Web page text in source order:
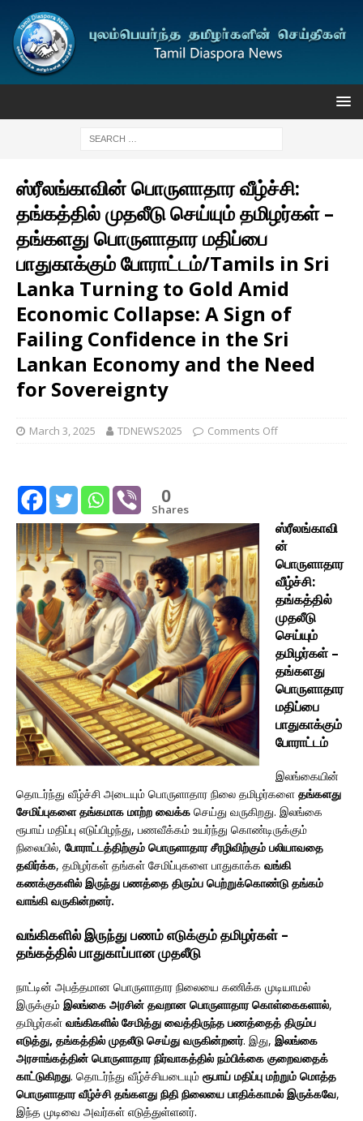
ஸ்ரீலங்காவின் பொருளாதார வீழ்ச்சி:
தங்கத்தில் முதலீடு செய்யும் தமிழர்கள் –
தங்களது பொருளாதார மதிப்பை
பாதுகாக்கும் போராட்டம்/Tamils in Sri
Lanka Turning to Gold Amid
Economic Collapse: A Sign of
Failing Confidence in the Sri
Lankan Economy and the Need
for Sovereignty
March 3, 2025 TDNEWS2025 Comments Off
0
Shares
ஸ்ரீலங்காவி
ன்
பொருளாதார
வீழ்ச்சி:
தங்கத்தில்
முதலீடு
செய்யும்
தமிழர்கள் –
தங்களது
பொருளாதார
மதிப்பை
பாதுகாக்கும்
போராட்டம்
இலங்கையின்
தொடர்ந்து வீழ்ச்சி அடையும் பொருளாதார நிலை தமிழர்களை தங்களது
சேமிப்புகளை தங்கமாக மாற்ற வைக்க செய்து வருகிறது. இலங்கை
ரூபாய் மதிப்பு எடுப்பிழந்து, பணவீக்கம் உயர்ந்து கொண்டிருக்கும்
நிலையில், போராட்டத்திற்கும் பொருளாதார சீரழிவிற்கும் பலியாவதை
தவிர்க்க, தமிழர்கள் தங்கள் சேமிப்புகளை பாதுகாக்க வங்கி
கணக்குகளில் இருந்து பணத்தை திரும்ப பெற்றுக்கொண்டு தங்கம்
வாங்கி வருகின்றனர்.
வங்கிகளில் இருந்து பணம் எடுக்கும் தமிழர்கள் –
தங்கத்தில் பாதுகாப்பான முதலீடு
நாட்டின் அபத்தமான பொருளாதார நிலையை கணிக்க முடியாமல்
இருக்கும் இலங்கை அரசின் தவறான பொருளாதார கொள்கைகளால்,
தமிழர்கள் வங்கிகளில் சேமித்து வைத்திருந்த பணத்தைத் திரும்ப
எடுத்து, தங்கத்தில் முதலீடு செய்து வருகின்றனர். இது, இலங்கை
அரசாங்கத்தின் பொருளாதார நிர்வாகத்தில் நம்பிக்கை குறைவதைக்
காட்டுகிறது. தொடர்ந்து வீழ்ச்சியடையும் ரூபாய் மதிப்பு மற்றும் மொத்த
பொருளாதார வீழ்ச்சி தங்களது நிதி நிலையை பாதிக்காமல் இருக்கவே,
இந்த முடிவை அவர்கள் எடுத்துள்ளனர்.